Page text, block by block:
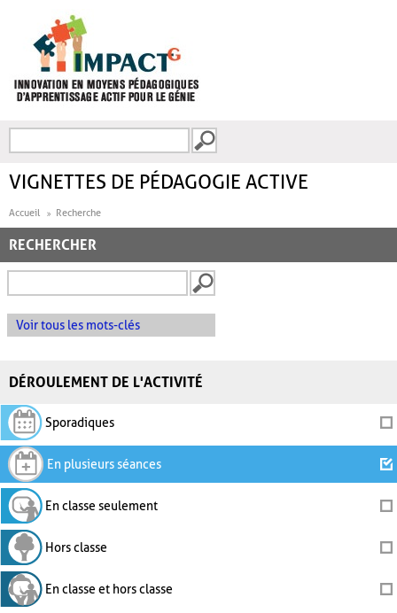
FORMULAIRE DE
VIGNETTES DE PÉDAGOGIE ACTIVE
Accueil Recherche
RECHERCHER
Voir tous les mots-clés
DÉROULEMENT DE L'ACTIVITÉ
Sporadiques
En plusieurs séances
En classe seulement
Hors classe
En classe et hors classe